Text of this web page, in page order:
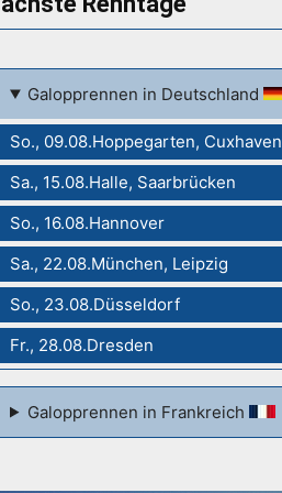
Galopprennen in Deutschland
So., 09.08.Hoppegarten, Cuxhaven
Sa., 15.08.Halle, Saarbrücken
So., 16.08.Hannover
Sa., 22.08.München, Leipzig
So., 23.08.Düsseldorf
Fr., 28.08.Dresden
Galopprennen in Frankreich